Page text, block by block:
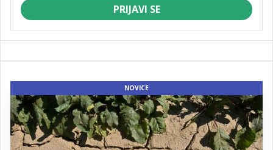
PRIJAVI SE
NOVICE